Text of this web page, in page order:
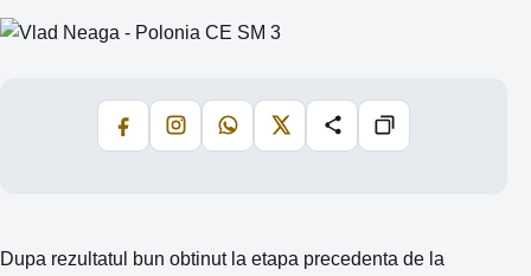
FacebookInstagramWhatsApp
X Share Copiază
Dupa rezultatul bun obtinut la etapa precedenta de la